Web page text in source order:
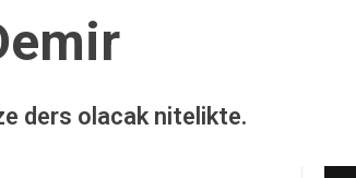
ders olacak nitelikte.